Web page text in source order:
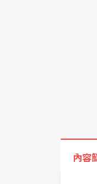
內容